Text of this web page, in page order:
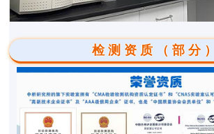
检测资质（部分）